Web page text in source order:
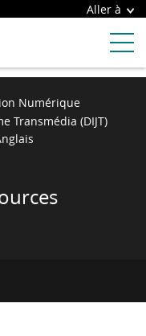
Aller à
Numérique
Transmédia (DIJT)